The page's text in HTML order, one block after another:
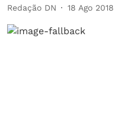
Redação DN 18 Ago 2018